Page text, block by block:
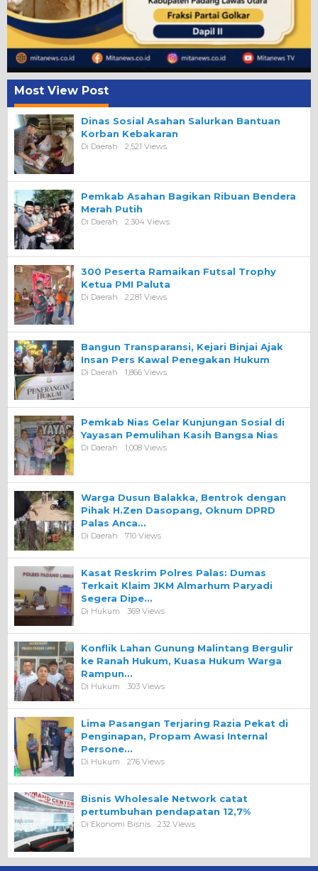
Most View Post
Dinas Sosial Asahan Salurkan Bantuan
Korban Kebakaran
Di Daerah 2,521 Views
Pemkab Asahan Bagikan Ribuan Bendera
Merah Putih
Di Daerah 2,304 Views
300 Peserta Ramaikan Futsal Trophy
Ketua PMI Paluta
Di Daerah 2,281 Views
Bangun Transparansi, Kejari Binjai Ajak
Insan Pers Kawal Penegakan Hukum
Di Daerah 1,866 Views
Pemkab Nias Gelar Kunjungan Sosial di
Yayasan Pemulihan Kasih Bangsa Nias
Di Daerah 1,008 Views
Warga Dusun Balakka, Bentrok dengan
Pihak H.Zen Dasopang, Oknum DPRD
Palas Anca…
Di Daerah 710 Views
Kasat Reskrim Polres Palas: Dumas
Terkait Klaim JKM Almarhum Paryadi
Segera Dipe…
Di Hukum 369 Views
Konflik Lahan Gunung Malintang Bergulir
ke Ranah Hukum, Kuasa Hukum Warga
Rampun…
Di Hukum 303 Views
Lima Pasangan Terjaring Razia Pekat di
Penginapan, Propam Awasi Internal
Persone…
Di Hukum 276 Views
Bisnis Wholesale Network catat
pertumbuhan pendapatan 12,7%
Di Ekonomi Bisnis 232 Views